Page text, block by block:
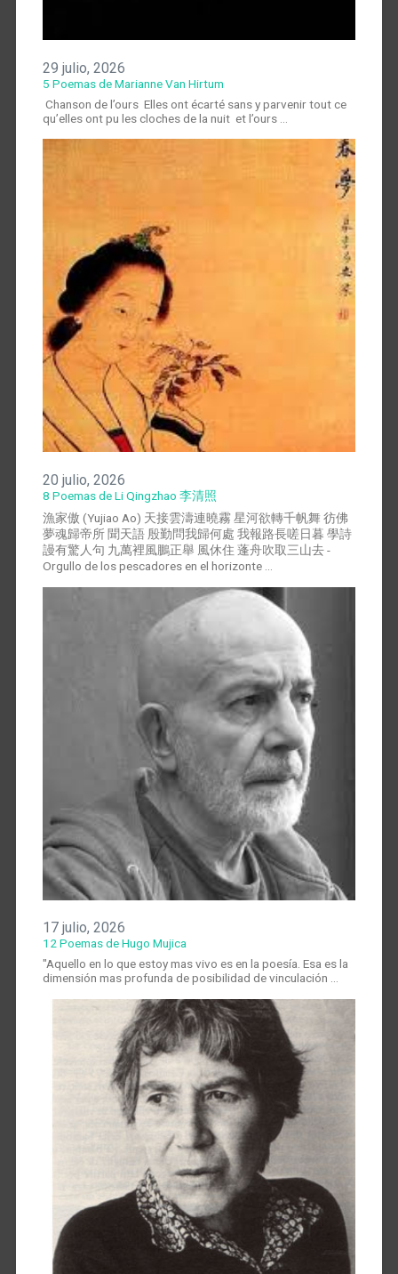
29 julio, 2026
5 Poemas de Marianne Van Hirtum
Chanson de l’ours Elles ont écarté sans y parvenir tout ce
qu’elles ont pu les cloches de la nuit et l’ours …
20 julio, 2026
8 Poemas de Li Qingzhao 李清照
漁家傲 (Yujiao Ao) 天接雲濤連曉霧 星河欲轉千帆舞 彷佛
夢魂歸帝所 聞天語 殷勤問我歸何處 我報路長嗟日暮 學詩
謾有驚人句 九萬裡風鵬正舉 風休住 蓬舟吹取三山去 -
Orgullo de los pescadores en el horizonte …
17 julio, 2026
12 Poemas de Hugo Mujica
"Aquello en lo que estoy mas vivo es en la poesía. Esa es la
dimensión mas profunda de posibilidad de vinculación …